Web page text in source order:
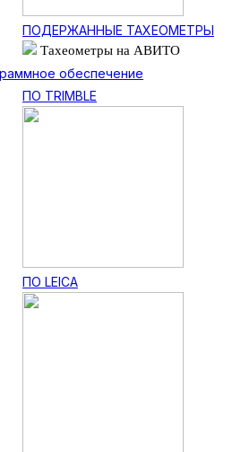
ПОДЕРЖАННЫЕ ТАХЕОМЕТРЫ
Тахеометры на АВИТО
обеспечение
ПО TRIMBLE
ПО LEICA